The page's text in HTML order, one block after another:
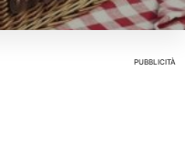
PUBBLICITÀ